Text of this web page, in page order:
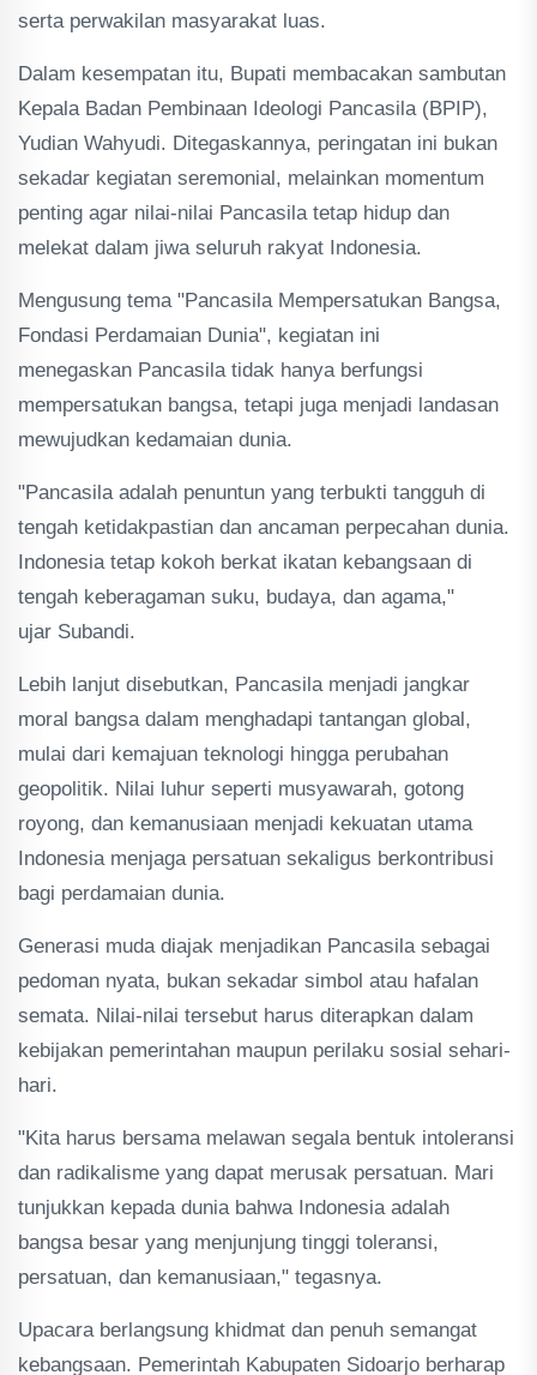
serta perwakilan masyarakat luas.
Dalam kesempatan itu, Bupati membacakan sambutan
Kepala Badan Pembinaan Ideologi Pancasila (BPIP),
Yudian Wahyudi. Ditegaskannya, peringatan ini bukan
sekadar kegiatan seremonial, melainkan momentum
penting agar nilai-nilai Pancasila tetap hidup dan
melekat dalam jiwa seluruh rakyat Indonesia.
Mengusung tema "Pancasila Mempersatukan Bangsa,
Fondasi Perdamaian Dunia", kegiatan ini
menegaskan Pancasila tidak hanya berfungsi
mempersatukan bangsa, tetapi juga menjadi landasan
mewujudkan kedamaian dunia.
"Pancasila adalah penuntun yang terbukti tangguh di
tengah ketidakpastian dan ancaman perpecahan dunia.
Indonesia tetap kokoh berkat ikatan kebangsaan di
tengah keberagaman suku, budaya, dan agama,"
ujar Subandi.
Lebih lanjut disebutkan, Pancasila menjadi jangkar
moral bangsa dalam menghadapi tantangan global,
mulai dari kemajuan teknologi hingga perubahan
geopolitik. Nilai luhur seperti musyawarah, gotong
royong, dan kemanusiaan menjadi kekuatan utama
Indonesia menjaga persatuan sekaligus berkontribusi
bagi perdamaian dunia.
Generasi muda diajak menjadikan Pancasila sebagai
pedoman nyata, bukan sekadar simbol atau hafalan
semata. Nilai-nilai tersebut harus diterapkan dalam
kebijakan pemerintahan maupun perilaku sosial sehari-
hari.
"Kita harus bersama melawan segala bentuk intoleransi
dan radikalisme yang dapat merusak persatuan. Mari
tunjukkan kepada dunia bahwa Indonesia adalah
bangsa besar yang menjunjung tinggi toleransi,
persatuan, dan kemanusiaan," tegasnya.
Upacara berlangsung khidmat dan penuh semangat
kebangsaan. Pemerintah Kabupaten Sidoarjo berharap